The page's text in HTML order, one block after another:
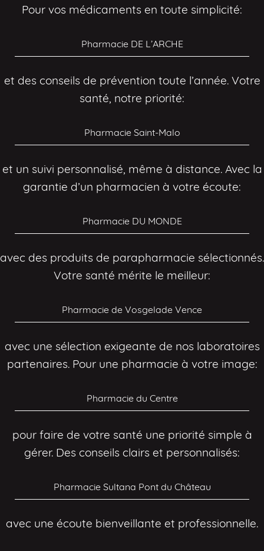
Pour vos médicaments en toute simplicité:
Pharmacie DE L’ARCHE
et des conseils de prévention toute l’année. Votre
santé, notre priorité:
Pharmacie Saint-Malo
et un suivi personnalisé, même à distance. Avec la
garantie d’un pharmacien à votre écoute:
Pharmacie DU MONDE
avec des produits de parapharmacie sélectionnés.
Votre santé mérite le meilleur:
Pharmacie de Vosgelade Vence
avec une sélection exigeante de nos laboratoires
partenaires. Pour une pharmacie à votre image:
Pharmacie du Centre
pour faire de votre santé une priorité simple à
gérer. Des conseils clairs et personnalisés:
Pharmacie Sultana Pont du Château
avec une écoute bienveillante et professionnelle.